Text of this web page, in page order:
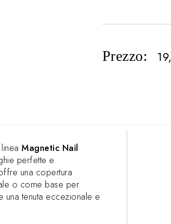
Prezzo:
Magnetic Nail
perfette e
una copertura
o come base per
una tenuta eccezionale e